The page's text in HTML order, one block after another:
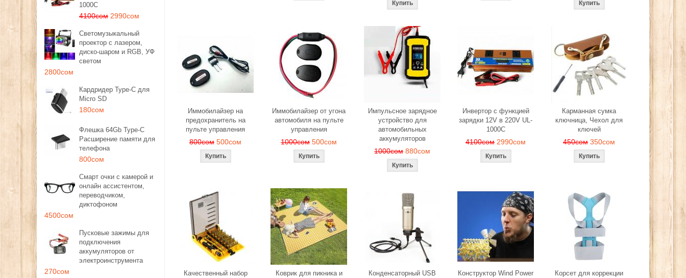
1000C
4100сом 2990сом
Светомузыкальный
проектор с лазером,
диско-шаром и RGB, УФ
светом
2800сом
Кардридер Type-C для
Micro SD
180сом
Флешка 64Gb Type-C
Расширение памяти для
телефона
800сом
Смарт очки с камерой и
онлайн ассистентом,
переводчиком,
диктофоном
4500сом
Пусковые зажимы для
подключения
аккумуляторов от
электроинструмента
270сом
Иммобилайзер на
предохранитель на
пульте управления
800сом 500сом
Иммобилайзер от угона
автомобиля на пульте
управления
1000сом 500сом
Импульсное зарядное
устройство для
автомобильных
аккумуляторов
1000сом 880сом
Инвертор с функцией
зарядки 12V в 220V UL-
1000C
4100сом 2990сом
Карманная сумка
ключница, Чехол для
ключей
450сом 350сом
Качественный набор
Коврик для пикника и
Конденсаторный USB
Конструктор Wind Power
Корсет для коррекции